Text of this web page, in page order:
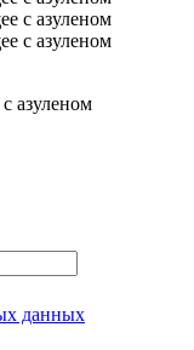
азуленом
данных